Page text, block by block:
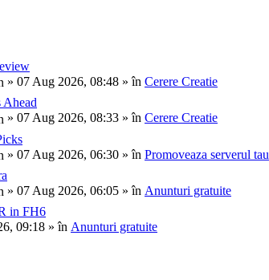
» 07 Aug 2026, 08:48 » în Cerere Creatie
Ahead
» 07 Aug 2026, 08:33 » în Cerere Creatie
» 07 Aug 2026, 06:30 » în Promoveaza serverul tau
» 07 Aug 2026, 06:05 » în Anunturi gratuite
in FH6
09:18 » în Anunturi gratuite